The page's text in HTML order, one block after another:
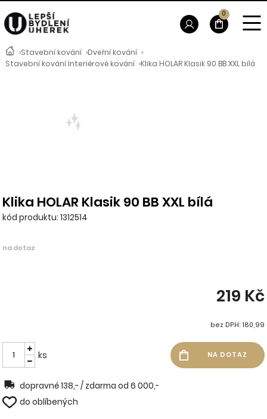
›Stavební kování ›Dveřní kování ›
Stavební kování Interiérové kování ›Klika HOLAR Klasik 90 BB XXL bílá
Klika HOLAR Klasik 90 BB XXL bílá
kód produktu: 1312514
na dotaz
219 Kč
bez DPH: 180,99
ks
dopravné 138,- / zdarma od 6 000,-
do oblíbených
0